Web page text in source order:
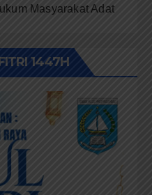
Masyarakat Adat
1447H